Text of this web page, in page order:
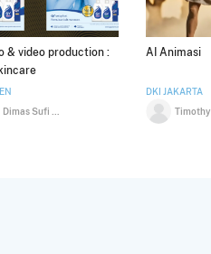
& video production :
AI Animasi
DKI JAKARTA